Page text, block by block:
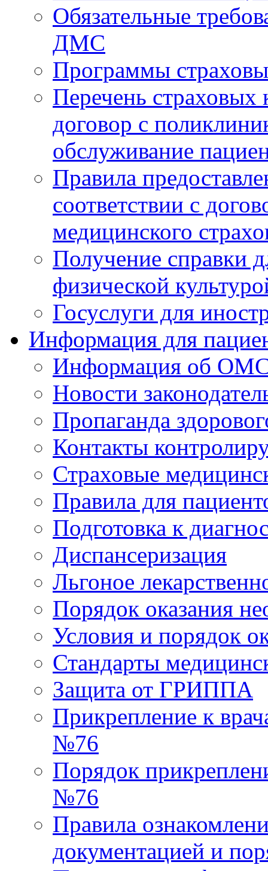
Обязательные
ДМС
Программы
Перечень
договор с
обслуживание
Правила
соответствии с
медицинского
Получение справки
физической
Госуслуги для
Информация для
Информация об
Новости
Пропаганда
Контакты
Страховые
Правила для
Подготовка к
Диспансеризация
Льгоное
Порядок оказания
Условия и порядок
Стандарты
Защита от ГРИППА
Прикрепление к
№76
Порядок
№76
Правила
документацией и